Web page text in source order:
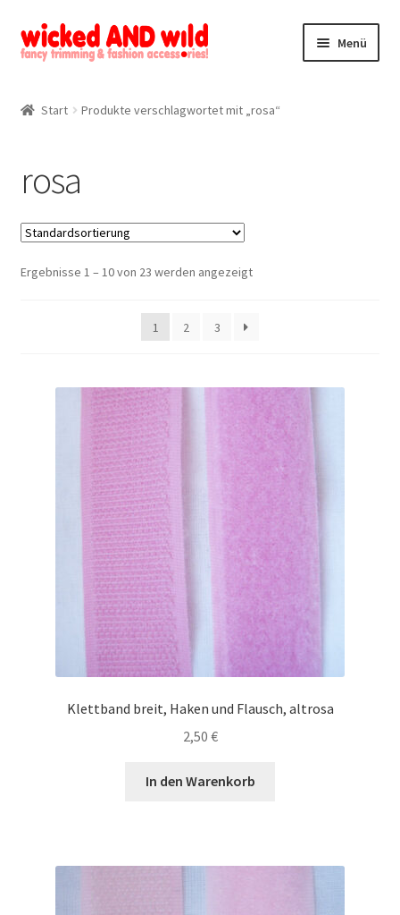
Zur
Navigation
Zum
Inhalt
Menü
Mein Konto
Kontakt
Start Produkte verschlagwortet mit „rosa“
rosa
Ergebnisse 1 – 10 von 23 werden angezeigt
1 2 3
Klettband breit, Haken und Flausch, altrosa
2,50 €
In den Warenkorb